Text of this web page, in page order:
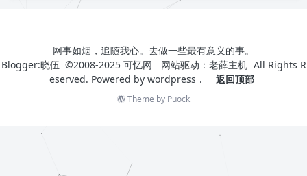
网事如烟，追随我心。去做一些最有意义的事。
Blogger:晓伍 ©2008-2025 可忆网 网站驱动： 老薛主机 All Rights R
eserved. Powered by wordpress . 返回顶部
Theme by Puock